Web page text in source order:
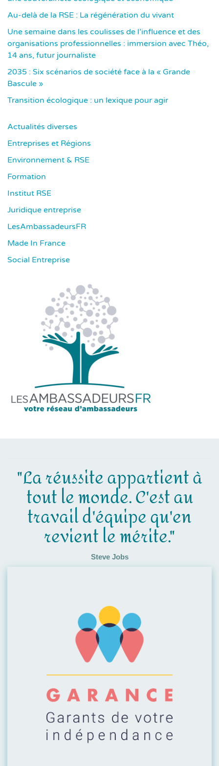
Au-delà de la RSE : La régénération du vivant
Une semaine dans les coulisses de l’influence et des
organisations professionnelles : immersion avec Théo,
14 ans, futur journaliste
2035 : Six scénarios de société face à la « Grande
Bascule »
Transition écologique : un lexique pour agir
Actualités diverses
Entreprises et Régions
Environnement & RSE
Formation
Institut RSE
Juridique entreprise
LesAmbassadeursFR
Made In France
Social Entreprise
"La réussite appartient à
tout le monde. C'est au
travail d'équipe qu'en
revient le mérite."
Steve Jobs